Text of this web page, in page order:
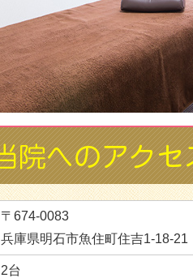
〒674-0083
兵庫県明石市魚住町住吉1-18-
2台